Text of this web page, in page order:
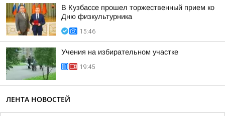
В Кузбассе прошел торжественный прием ко
Дню физкультурника
15:46
Учения на избирательном участке
19:45
ЛЕНТА НОВОСТЕЙ